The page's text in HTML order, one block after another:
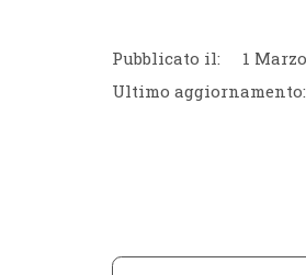
Pubblicato il:
1
Ultimo aggiornamento: